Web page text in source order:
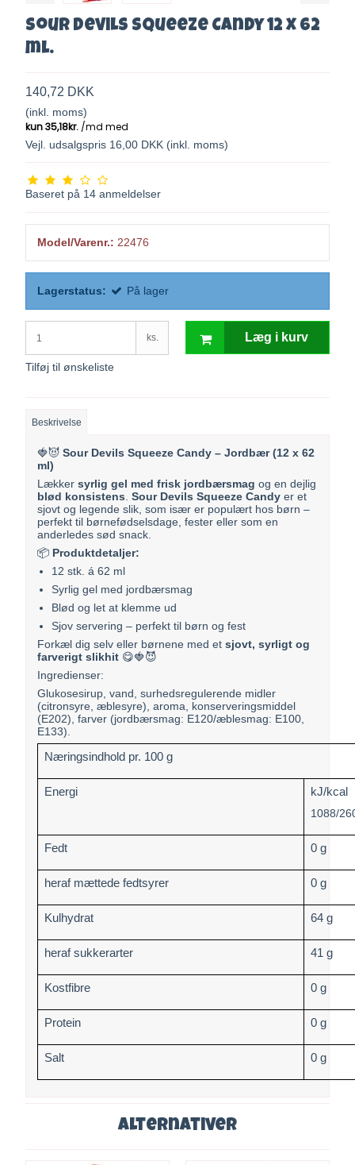
Sour Devils Squeeze Candy 12 x 62
ml.
140,72 DKK
(inkl. moms)
Vejl. udsalgspris 16,00 DKK (inkl. moms)
Baseret på 14 anmeldelser
Model/Varenr.: 22476
Lagerstatus: På lager
ks. Læg i kurv
Tilføj til ønskeliste
Beskrivelse
🍓😈Sour Devils Squeeze Candy – Jordbær (12 x 62
ml)
Lækkersyrlig gel med frisk jordbærsmag og en dejlig
blød konsistens .Sour Devils Squeeze Candy er et
sjovt og legende slik, som især er populært hos børn –
perfekt til børnefødselsdage, fester eller som en
anderledes sød snack.
📦 Produktdetaljer:
12 stk. á 62 ml
Syrlig gel med jordbærsmag
Blød og let at klemme ud
Sjov servering – perfekt til børn og fest
Forkæl dig selv eller børnene med etsjovt, syrligt og
farverigt slikhit 😋🍓😈
Ingredienser:
Glukosesirup, vand, surhedsregulerende midler
(citronsyre, æblesyre), aroma, konserveringsmiddel
(E202), farver (jordbærsmag: E120/æblesmag: E100,
E133).
Næringsindhold pr. 100 g
Energi
kJ/kcal
1088/
Fedt 0 g
heraf mættede fedtsyrer 0 g
Kulhydrat 64 g
heraf sukkerarter 41 g
Kostfibre 0 g
Protein 0 g
Salt 0 g
Alternativer